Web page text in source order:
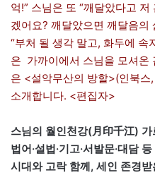
억!” 스님은 또 “깨달았다고
겠어요? 깨달았으면 깨달음의
“부처 될 생각 말고, 화두에 속
은 가까이에서 스님을 모셔온
은 <설악무산의 방할>(인북
소개합니다. <편집자>
스님의 월인천강(月印千江) 가
법어·설법·기고·서발문·대담
시대와 고락 함께, 세인 존경